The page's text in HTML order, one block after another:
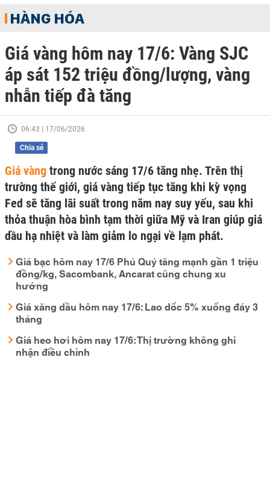
HÀNG HÓA
Giá vàng hôm nay 17/6: Vàng SJC
áp sát 152 triệu đồng/lượng, vàng
nhẫn tiếp đà tăng
06:43 | 17/06/2026
Chia sẻ
Giá vàng trong nước sáng 17/6 tăng nhẹ. Trên thị
trường thế giới, giá vàng tiếp tục tăng khi kỳ vọng
Fed sẽ tăng lãi suất trong năm nay suy yếu, sau khi
thỏa thuận hòa bình tạm thời giữa Mỹ và Iran giúp giá
dầu hạ nhiệt và làm giảm lo ngại về lạm phát.
Giá bạc hôm nay 17/6 Phú Quý tăng mạnh gần 1 triệu
đồng/kg, Sacombank, Ancarat cũng chung xu
hướng
Giá xăng dầu hôm nay 17/6: Lao dốc 5% xuống đáy 3
tháng
Giá heo hơi hôm nay 17/6: Thị trường không ghi
nhận điều chỉnh